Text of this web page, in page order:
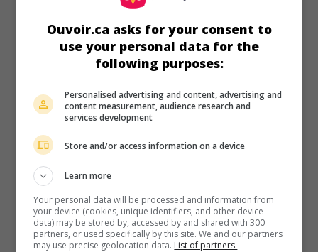
V.O.: Flying Tigers
É.-U. 1943. Drame de guerre de David Miller avec John
,John Carroll ,Anna Lee. Des aviateurs américains
combattent en Chine avant Pearl Harbour.
Forever and a Day
É.-U. 1943. Film à sketchesde René Clair,Edmund Goulding
Ouvoir.ca asks for your consent to
use your personal data for the
following purposes:
Personalised advertising and content, advertising and
content measurement, audience research and
services development
Store and/or access information on a device
Learn more
Your personal data will be processed and information from
your device (cookies, unique identifiers, and other device
data) may be stored by, accessed by and shared with 300
partners, or used specifically by this site. We and our partners
may use precise geolocation data. List of partners.